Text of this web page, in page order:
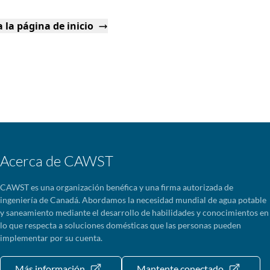
la página de inicio
Acerca de CAWST
CAWST es una organización benéfica y una firma autorizada de
ingeniería de Canadá. Abordamos la necesidad mundial de agua potable
y saneamiento mediante el desarrollo de habilidades y conocimientos en
lo que respecta a soluciones domésticas que las personas pueden
implementar por su cuenta.